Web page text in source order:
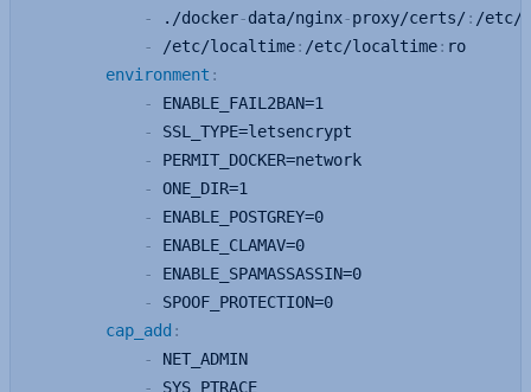
-
./docker-data/nginx-proxy/certs/: /etc/
-
/etc/localtime: /etc/localtime: ro
environment :
-
ENABLE_FAIL2BAN=1
-
SSL_TYPE=letsencrypt
-
PERMIT_DOCKER=network
-
ONE_DIR=1
-
ENABLE_POSTGREY=0
-
ENABLE_CLAMAV=0
-
ENABLE_SPAMASSASSIN=0
-
SPOOF_PROTECTION=0
cap_add :
-
NET_ADMIN
-
SYS_PTRACE